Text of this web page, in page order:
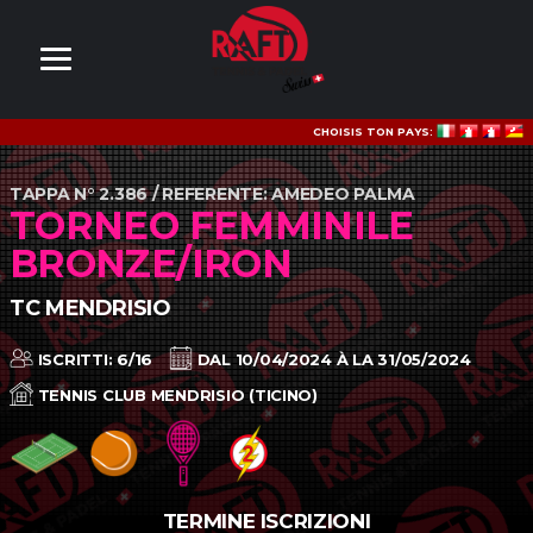
CHOISIS TON PAYS:
TAPPA N° 2.386 / REFERENTE: AMEDEO PALMA
TORNEO FEMMINILE
BRONZE/IRON
TC MENDRISIO
ISCRITTI: 6/16
DAL 10/04/2024 À LA 31/05/2024
TENNIS CLUB MENDRISIO (TICINO)
TERMINE ISCRIZIONI